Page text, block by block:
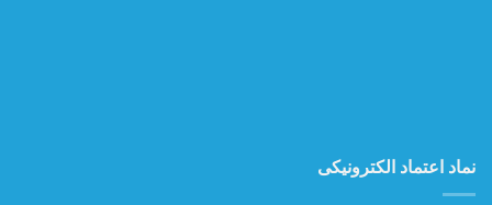
نماد اعتماد الکترونیکی